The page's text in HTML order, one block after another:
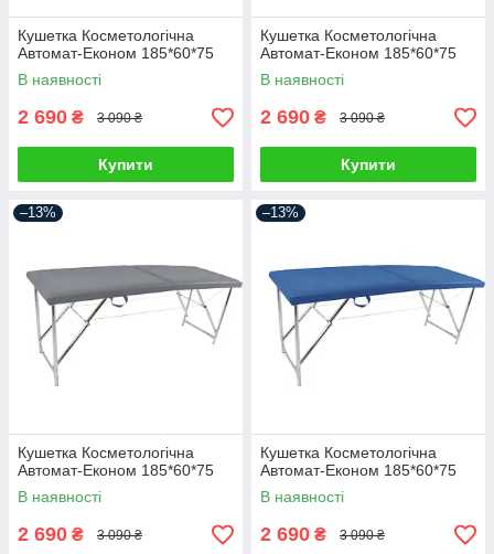
Кушетка Косметологічна
Автомат-Економ 185*60*75
В наявності
2 690 ₴ 3 090 ₴
Купити
Кушетка Косметологічна
Автомат-Економ 185*60*75
В наявності
2 690 ₴ 3 090 ₴
Купити
–13%
Кушетка Косметологічна
Автомат-Економ 185*60*75
В наявності
2 690 ₴ 3 090 ₴
–13%
Кушетка Косметологічна
Автомат-Економ 185*60*75
В наявності
2 690 ₴ 3 090 ₴